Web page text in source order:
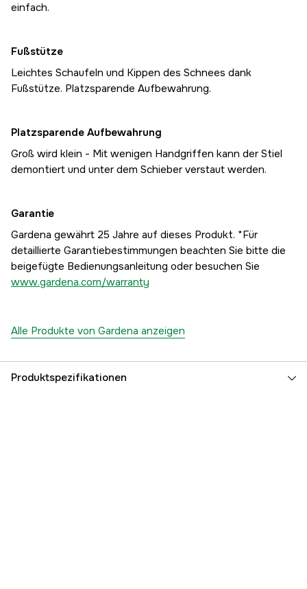
einfach.
Fußstütze
Leichtes Schaufeln und Kippen des Schnees dank
Fußstütze. Platzsparende Aufbewahrung.
Platzsparende Aufbewahrung
Groß wird klein - Mit wenigen Handgriffen kann der Stiel
demontiert und unter dem Schieber verstaut werden.
Garantie
Gardena gewährt 25 Jahre auf dieses Produkt. *Für
detaillierte Garantiebestimmungen beachten Sie bitte die
beigefügte Bedienungsanleitung oder besuchen Sie
www.gardena.com/warranty
Alle Produkte von Gardena anzeigen
Produktspezifikationen